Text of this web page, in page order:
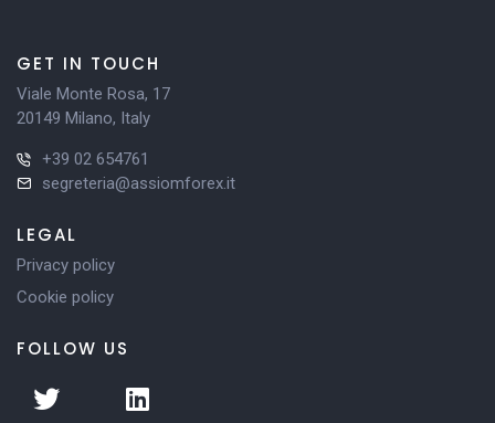
GET IN TOUCH
Viale Monte Rosa, 17
20149 Milano, Italy
+39 02 654761
segreteria@assiomforex.it
LEGAL
Privacy policy
Cookie policy
FOLLOW US